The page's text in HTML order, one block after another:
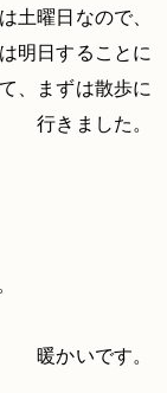
土曜日なので、
明日することに
、まずは散歩に
行きました。
暖かいです。